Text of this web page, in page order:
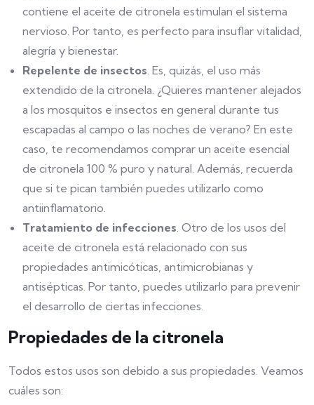
contiene el aceite de citronela estimulan el sistema
nervioso. Por tanto, es perfecto para insuflar vitalidad,
alegría y bienestar.
Repelente de insectos. Es, quizás, el uso más
extendido de la citronela. ¿Quieres mantener alejados
a los mosquitos e insectos en general durante tus
escapadas al campo o las noches de verano? En este
caso, te recomendamos comprar un aceite esencial
de citronela 100 % puro y natural. Además, recuerda
que si te pican también puedes utilizarlo como
antiinflamatorio.
Tratamiento de infecciones. Otro de los usos del
aceite de citronela está relacionado con sus
propiedades antimicóticas, antimicrobianas y
antisépticas. Por tanto, puedes utilizarlo para prevenir
el desarrollo de ciertas infecciones.
Propiedades de la citronela
Todos estos usos son debido a sus propiedades. Veamos
cuáles son: